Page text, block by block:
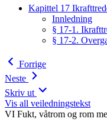
Kapittel 17
Innledning
§ 17-1.
§ 17-2.
Forrige
Neste
Skriv ut
Vis all veiledningstekst
VI Fukt, våtrom og rom